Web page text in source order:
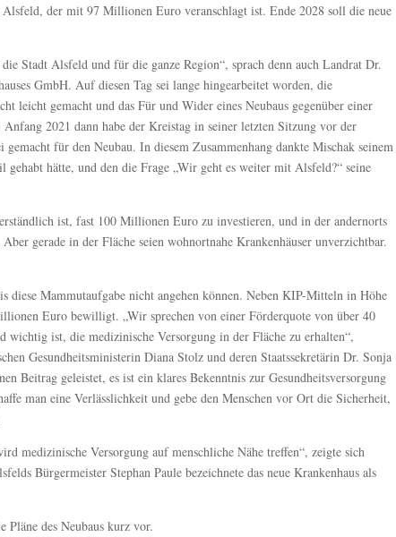
der mit 97 Millionen Euro veranschlagt ist. Ende 2028 soll die neue
Stadt Alsfeld und für die ganze Region“, sprach denn auch Landrat Dr.
GmbH. Auf diesen Tag sei lange hingearbeitet worden, die
leicht gemacht und das Für und Wider eines Neubaus gegenüber einer
2021 dann habe der Kreistag in seiner letzten Sitzung vor der
für den Neubau. In diesem Zusammenhang dankte Mischak seinem
hätte, und den die Frage „Wir geht es weiter mit Alsfeld?“ seine
ist, fast 100 Millionen Euro zu investieren, und in der andernorts
gerade in der Fläche seien wohnortnahe Krankenhäuser unverzichtbar.
diese Mammutaufgabe nicht angehen können. Neben KIP-Mitteln in Höhe
Euro bewilligt. „Wir sprechen von einer Förderquote von über 40
wichtig ist, die medizinische Versorgung in der Fläche zu erhalten“,
Gesundheitsministerin Diana Stolz und deren Staatssekretärin Dr. Sonja
Beitrag geleistet, es ist ein klares Bekenntnis zur Gesundheitsversorgung
man eine Verlässlichkeit und gebe den Menschen vor Ort die Sicherheit,
medizinische Versorgung auf menschliche Nähe treffen“, zeigte sich
Bürgermeister Stephan Paule bezeichnete das neue Krankenhaus als
des Neubaus kurz vor.